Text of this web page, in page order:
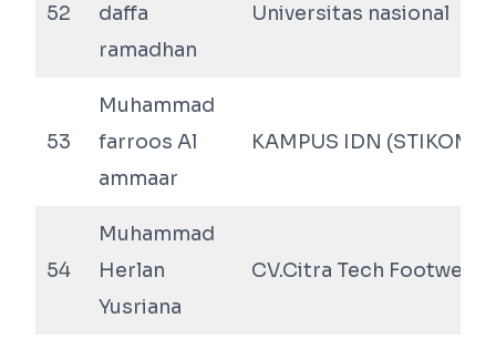
52
daffa
ramadhan
Universitas nasional
53
Muhammad
farroos Al
ammaar
KAMPUS IDN (STIKOM
54
Muhammad
Herlan
Yusriana
CV.Citra Tech Footwear